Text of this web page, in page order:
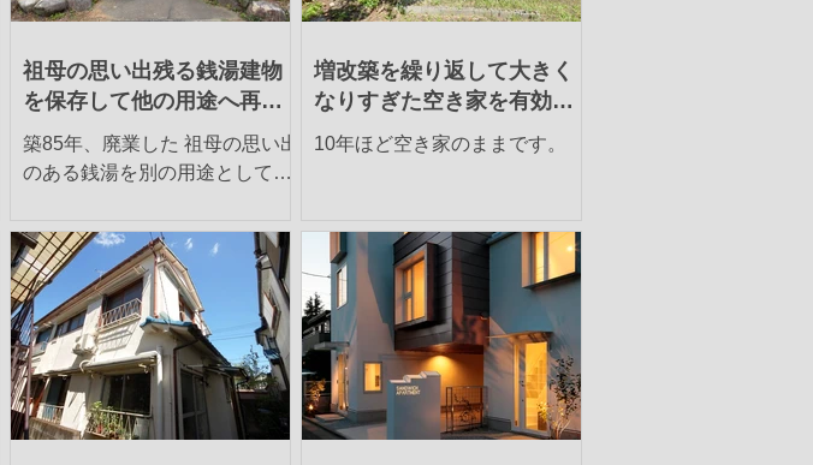
祖母の思い出残る銭湯建物
を保存して他の用途へ再利
用
築85年、廃業した 祖母の思い出
のある銭湯を別の用途として利
益面・運営方法含めて専門家の
知恵をお借りしたい。 【物件概
要】 場所：福岡県福岡市東区 土
地：375.76㎡ 建物：167.59㎡
構造：木造平屋建、築85年 ...
増改築を繰り返して大きく
なりすぎた空き家を有効活
用か売却か検討
10年ほど空き家のままです。